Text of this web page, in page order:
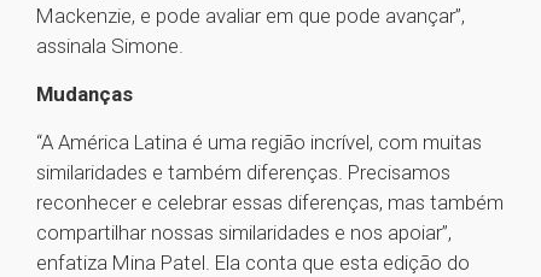
Mackenzie, e pode avaliar em que pode avançar”,
assinala Simone.
Mudanças
“A América Latina é uma região incrível, com muitas
similaridades e também diferenças. Precisamos
reconhecer e celebrar essas diferenças, mas também
compartilhar nossas similaridades e nos apoiar”,
enfatiza Mina Patel. Ela conta que esta edição do